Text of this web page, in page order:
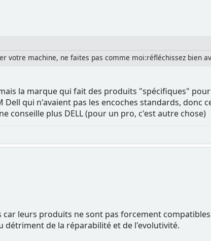
votre machine, ne faites pas comme moi:réfléchissez bien
la marque qui fait des produits "spécifiques"
Dell qui n'avaient pas les encoches standards, donc
conseille plus DELL (pour un pro, c'est autre chose)
car leurs produits ne sont pas forcement
détriment de la réparabilité et de l'evolutivité.